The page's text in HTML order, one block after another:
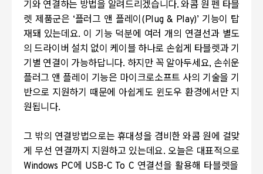
기와 연결하는 방법을 알려드리겠습니다.와콤 원 펜 타블
렛 제품군은 ‘플러그 앤 플레이 (Plug & Play)’ 기능이 탑
재돼 있는데요. 이 기능 덕분에 여러 개의 연결선과 별도
의 드라이버 설치 없이 케이블 하나로 손쉽게 타블렛과 기
기별 연결이 가능하답니다. 하지만 꼭 알아두세요, 손쉬운
플러그 앤 플레이 기능은 마이크로소프트 사의 기술을 기
반으로 지원하기 때문에 아쉽게도 윈도우 환경에서만 지
원됩니다.
그 밖의 연결방법으로는 휴대성을 겸비한 와콤 원에 걸맞
게 무선 연결까지 지원하고 있는데요. 오늘은 대표적으로
Windows PC에 USB-C To C 연결선을 활용해 타블렛을